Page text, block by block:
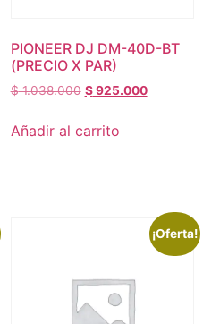
PIONEER DJ DM-40D-BT
(PRECIO X PAR)
$1.038.000 $925.000
Añadir al carrito
¡Oferta!